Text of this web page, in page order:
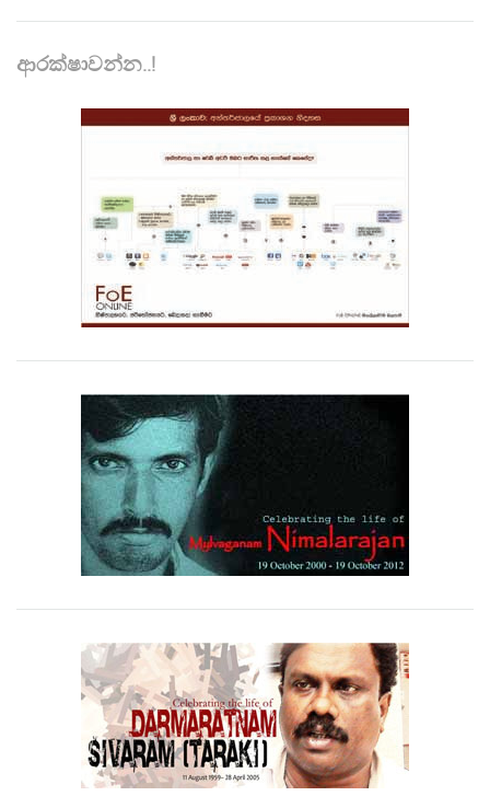
ආරක්ෂාවන්න..!